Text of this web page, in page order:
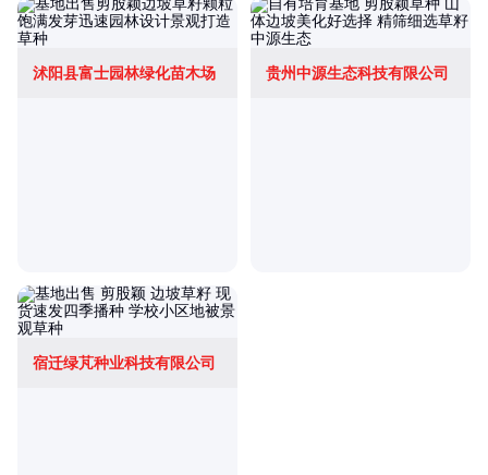
沭阳县富士园林绿化苗木场 贵州中源生态科技有限公司
宿迁绿芃种业科技有限公司